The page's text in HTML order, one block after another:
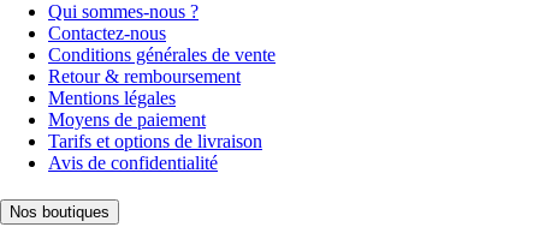
Qui sommes-nous ?
Contactez-nous
Conditions générales de vente
Retour & remboursement
Mentions légales
Moyens de paiement
Tarifs et options de livraison
Avis de confidentialité
Nos boutiques